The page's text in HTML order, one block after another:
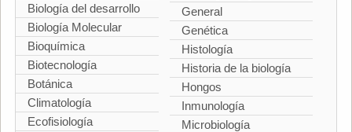
Biología del desarrollo
Biología Molecular
Bioquímica
Biotecnología
Botánica
Climatología
Ecofisiología
General
Genética
Histología
Historia de la biología
Hongos
Inmunología
Microbiología